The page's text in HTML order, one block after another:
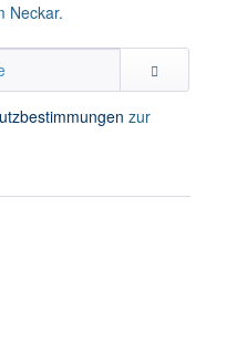
Neckar.
zur